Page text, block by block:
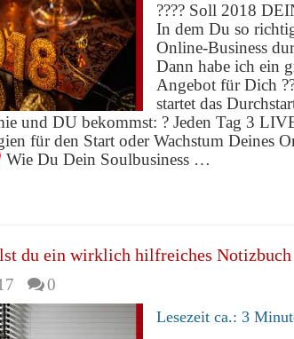
???? Soll 2018
In dem Du so
Online-Business
Dann habe ich ein
Angebot für Dich
startet das
und DU bekommst: ? Jeden Tag 3
für den Start oder Wachstum Deines
Wie Du Dein Soulbusiness …
du ein wirklich hilfreiches Notizbuch
0
Lesezeit ca.: 3